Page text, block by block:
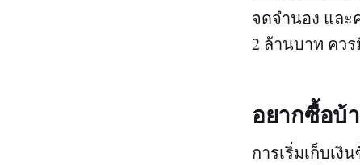
จดจำนอง แล
2 ล้านบาท ควร
อยากซื้อบ้า
การเริ่มเก็บเงิ